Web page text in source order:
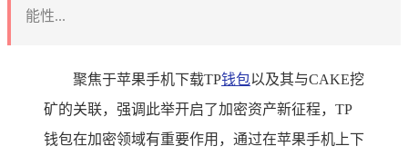
能性...
聚焦于苹果手机下载TP钱包以及其与CAKE挖
矿的关联，强调此举开启了加密资产新征程，TP
钱包在加密领域有重要作用，通过在苹果手机上下